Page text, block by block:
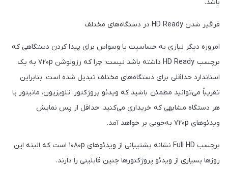
باشد.
فراگیر شدن HD Ready در دستگاه‌های مختلف
امروزه دیگر نیازی به حساسیت یا وسواس برای پیدا کردن دستگاهی که
برچسب HD Ready داشته باشد نیست؛ چرا که رزولوشن ۷۲۰p به یک
استاندارد حداقلی برای دستگاه‌های مختلف تبدیل شده است. بنابراین
تقریباً می‌توانید مطمئن باشید که ویدئو پروژکتور، تلویزیون، مانیتور یا
هر دستگاه مشابهی که خریداری می‌کنید، حداقل از پس نمایش
ویدئوهای ۷۲۰p به‌خوبی بر خواهد آمد.
برچسب Full HD نشانه پشتیبانی از ویدئوهای ۱۰۸۰p است که البته این
روزها بسیاری از ویدئو پروژکتورها چنین قابلیتی را دارند.